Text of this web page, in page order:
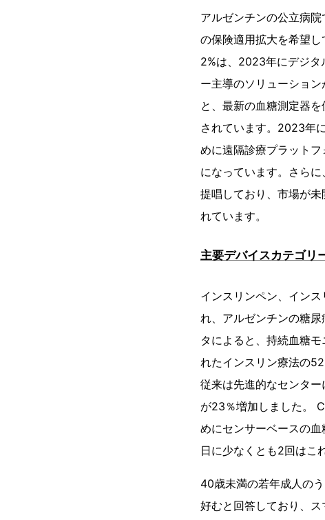
アルゼンチンの公立病
の保険適用拡大を希望
2%は、2023年にデジタ
ー主導のソリューショ
と、最新の血糖測定器
されています。2023年
めに遠隔診療プラット
になっています。さら
提唱しており、市場が
れています。
主要デバイスカテゴリ
インスリンペン、イン
れ、アルゼンチンの糖
タによると、持続血糖
れたインスリン療法の
従来は先進的なセンタ
が23％増加しました。
めにセンサーベースの
日に少なくとも2回はこ
40歳未満の若年成人の
好むと回答しており、